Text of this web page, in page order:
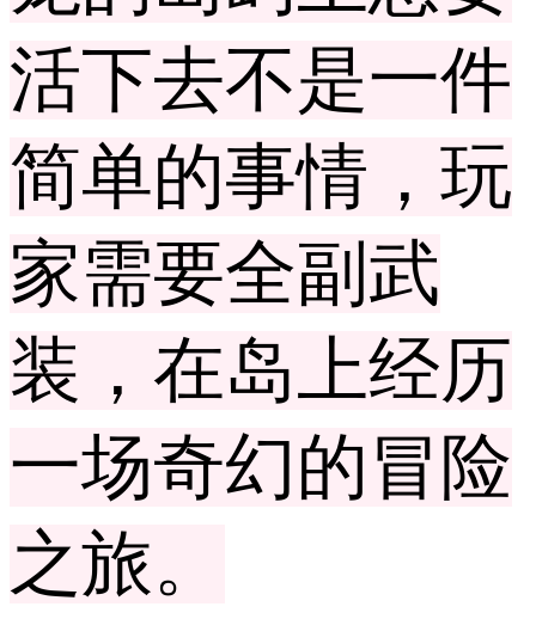
活下去不是一件
简单的事情，玩
家需要全副武
装，在岛上经历
一场奇幻的冒险
之旅。